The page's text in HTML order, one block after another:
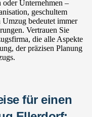
oder Unternehmen –
geschultem
bedeutet immer
Vertrauen Sie
die alle Aspekte
der präzisen Planung
für einen